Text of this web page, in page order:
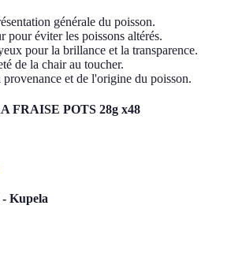
générale du poisson.
éviter les poissons altérés.
pour la brillance et la transparence.
de la chair au toucher.
provenance et de l'origine du poisson.
FRAISE POTS 28g x48
Kupela